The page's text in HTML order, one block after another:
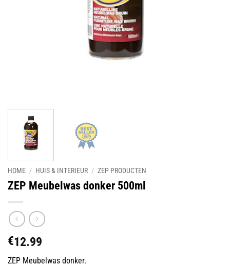
HOME / HUIS & INTERIEUR / ZEP PRODUCTEN
ZEP Meubelwas donker 500ml
€12.99
ZEP Meubelwas donker.